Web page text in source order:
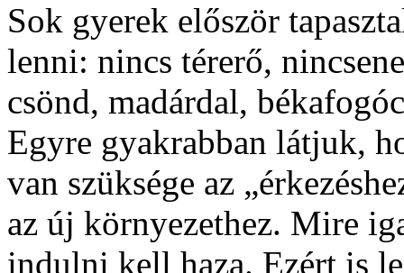
Sok gyerek először
lenni: nincs térerő,
csönd, madárdal,
Egyre gyakrabban látjuk,
van szüksége az
az új környezethez. Mire
indulni kell haza. Ezért is